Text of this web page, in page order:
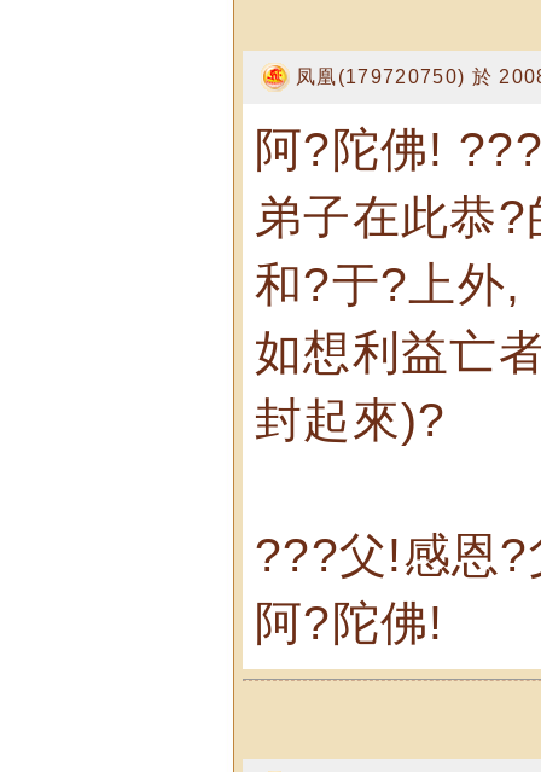
凤凰(179720750) 於
阿?陀佛!
弟子在此恭
和?于?上外,
如想利益亡
封起來)?
???父!感恩?
阿?陀佛!